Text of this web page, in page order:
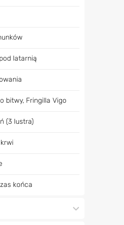
latarnią
bitwy, Fringilla Vigo
(3 lustra)
końca